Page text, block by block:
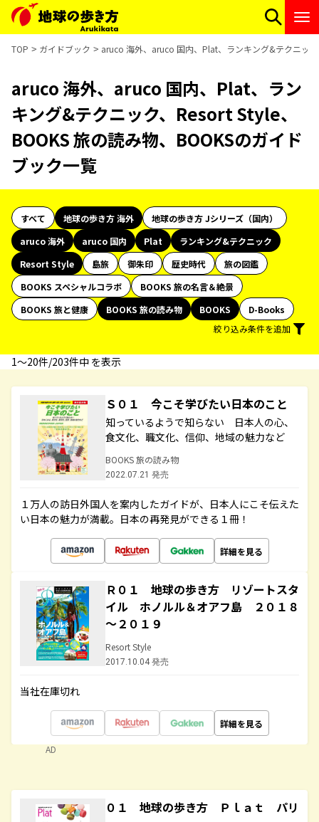
TOP ガイドブック aruco 海外、aruco 国内、Plat、ランキング&テクニッ
aruco 海外、aruco 国内、Plat、ラン
キング&テクニック、Resort Style、
BOOKS 旅の読み物、BOOKSのガイド
ブック一覧
すべて 地球の歩き方 海外
地球の歩き方 Jシリーズ（国内）
aruco 海外
aruco 国内 Plat
ランキング&テクニック
Resort Style
島旅 御朱印 歴史時代
旅の図鑑
BOOKS スペシャルコラボ
BOOKS 旅の名言＆絶景
BOOKS 旅と健康
BOOKS 旅の読み物 BOOKS
D-Books
絞り込み条件を追加
1〜20件/203件中 を表示
Ｓ０１ 今こそ学びたい日本のこと
知っているようで知らない 日本人の心、
食文化、職文化、信仰、地域の魅力など
BOOKS 旅の読み物
2022.07.21 発売
１万人の訪日外国人を案内したガイドが、日本人にこそ伝えた
い日本の魅力が満載。日本の再発見ができる１冊！
詳細を見る
Ｒ０１ 地球の歩き方 リゾートスタ
イル ホノルル＆オアフ島 ２０１８
～２０１９
Resort Style
2017.10.04 発売
当社在庫切れ
詳細を見る
AD
０１ 地球の歩き方 Ｐｌａｔ パリ